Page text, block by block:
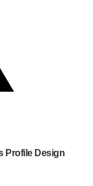
Profile Design